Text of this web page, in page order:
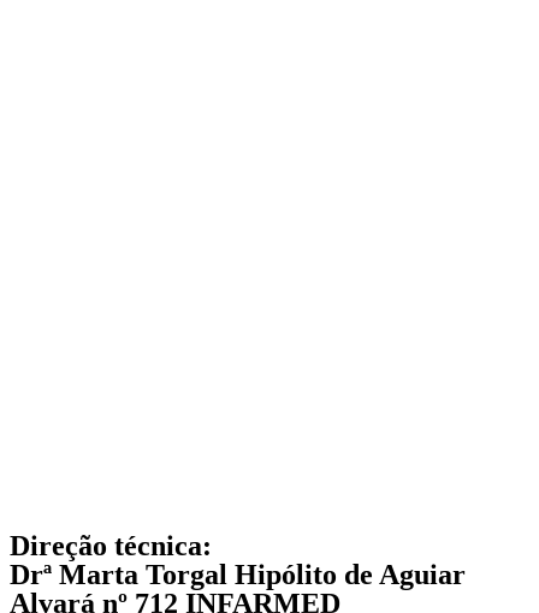
Direção técnica:
Drª Marta Torgal Hipólito de Aguiar
Alvará nº 712 INFARMED